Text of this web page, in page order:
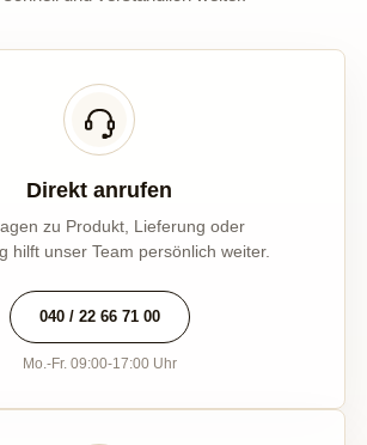
Direkt anrufen
zu Produkt, Lieferung oder
hilft unser Team persönlich weiter.
040 / 22 66 71 00
Mo.-Fr. 09:00-17:00 Uhr